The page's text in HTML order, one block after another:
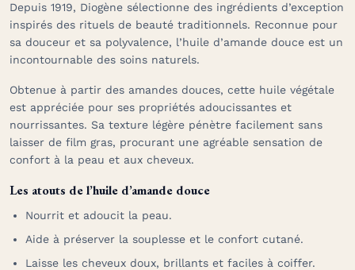
Depuis 1919, Diogène sélectionne des ingrédients d’exception
inspirés des rituels de beauté traditionnels. Reconnue pour
sa douceur et sa polyvalence, l’huile d’amande douce est un
incontournable des soins naturels.
Obtenue à partir des amandes douces, cette huile végétale
est appréciée pour ses propriétés adoucissantes et
nourrissantes. Sa texture légère pénètre facilement sans
laisser de film gras, procurant une agréable sensation de
confort à la peau et aux cheveux.
Les atouts de l’huile d’amande douce
Nourrit et adoucit la peau.
Aide à préserver la souplesse et le confort cutané.
Laisse les cheveux doux, brillants et faciles à coiffer.